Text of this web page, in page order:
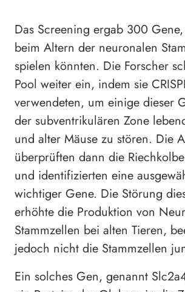
Das Screening ergab 300
beim Altern der neuronalen
spielen könnten. Die Forscher
Pool weiter ein, indem sie
verwendeten, um einige dieser
der subventrikulären Zone
und alter Mäuse zu stören. Die
überprüften dann die
und identifizierten eine
wichtiger Gene. Die Störung
erhöhte die Produktion von
Stammzellen bei alten Tieren,
jedoch nicht die Stammzellen
Ein solches Gen, genannt